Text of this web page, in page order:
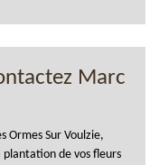
Marc
Ormes Sur Voulzie,
de vos fleurs